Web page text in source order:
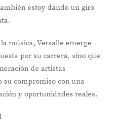
estoy dando un giro
música, Versalle emerge
por su carrera, sino que
de artistas
compromiso con una
y oportunidades reales.